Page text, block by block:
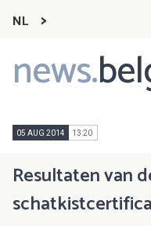
NL
news.
Main
navigation
05 AUG 2014 13:20
Resultaten van